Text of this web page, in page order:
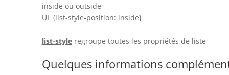
inside ou outside
UL {list-style-position: inside}
list-styleregroupe toutes les propriétés de liste
Quelques informations